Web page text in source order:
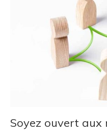
Soyez ouvert aux